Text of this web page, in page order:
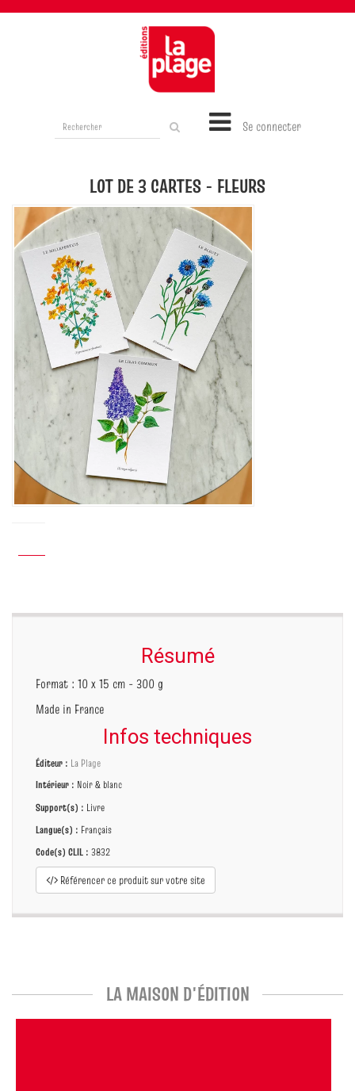
Se connecter
LOT DE 3 CARTES - FLEURS
Résumé
Format : 10 x 15 cm - 300 g
Made in France
Infos techniques
Éditeur : La Plage
Intérieur : Noir & blanc
Support(s) : Livre
Langue(s) : Français
Code(s) CLIL : 3832
Référencer ce produit sur votre site
LA MAISON D'ÉDITION